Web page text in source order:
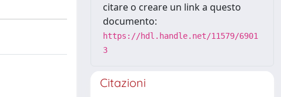
citare o creare un link a questo
documento:
https://hdl.handle.net/11579/6901
3
Citazioni